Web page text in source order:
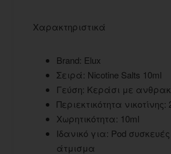
Χαρακτηριστικά
Brand: Elux
Σειρά: Nicotine Salts 10ml
Γεύση: Κεράσι με
Περιεκτικότητα
Χωρητικότητα: 10ml
Ιδανικό για: Pod συσκευές
άτμισμα